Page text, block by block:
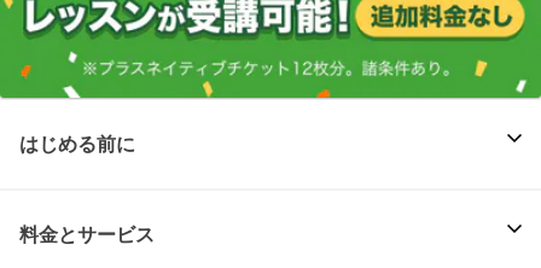
はじめる前に
料金とサービス